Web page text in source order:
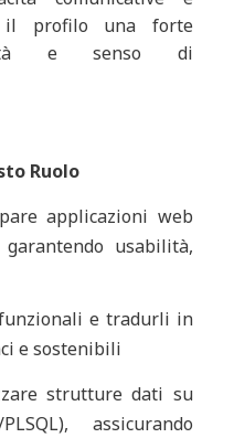
il profilo una forte
e senso di
Ruolo
applicazioni web
usabilità,
e tradurli in
e sostenibili
strutture dati su
assicurando